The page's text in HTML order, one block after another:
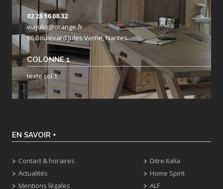
02 28 16 08 32
viajulio@orange.fr
96 Boulevard Jules Verne, Nantes
COLONNE 1
texte col 1
EN SAVOIR +
Contact & horaires
Actualités
Mentions légales
Ditre Italia
Home Spirit
ALF